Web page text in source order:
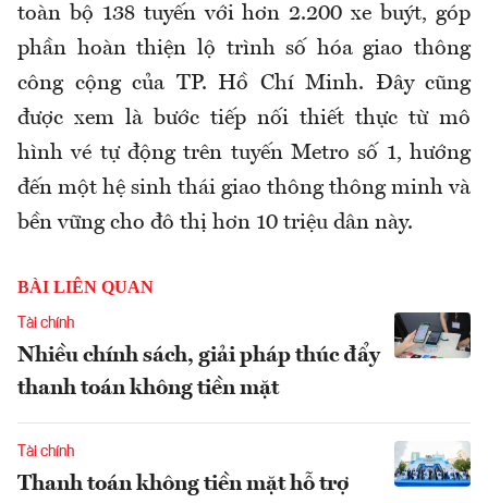
toàn bộ 138 tuyến với hơn 2.200 xe buýt, góp
phần hoàn thiện lộ trình số hóa giao thông
công cộng của TP. Hồ Chí Minh. Đây cũng
được xem là bước tiếp nối thiết thực từ mô
hình vé tự động trên tuyến Metro số 1, hướng
đến một hệ sinh thái giao thông thông minh và
bền vững cho đô thị hơn 10 triệu dân này.
BÀI LIÊN QUAN
Tài chính
Nhiều chính sách, giải pháp thúc đẩy
thanh toán không tiền mặt
Tài chính
Thanh toán không tiền mặt hỗ trợ